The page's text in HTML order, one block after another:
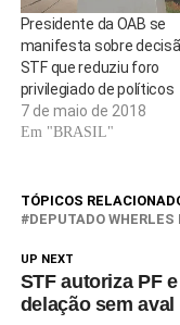
Presidente da OAB se
manifesta sobre
STF que reduziu foro
privilegiado de políticos
7 de maio de 2018
Em "BRASIL"
TÓPICOS
DEPUTADO WHERLES
UP NEXT
STF autoriza PF
delação sem